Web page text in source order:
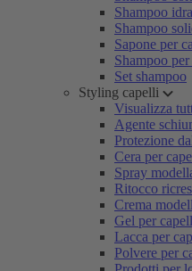
Shampoo
Shampoo
Sapone per
Shampoo
Set shampoo
Styling capelli
Visualizza
Agente
Protezione
Cera per
Spray
Ritocco
Crema
Gel per
Lacca per
Polvere per